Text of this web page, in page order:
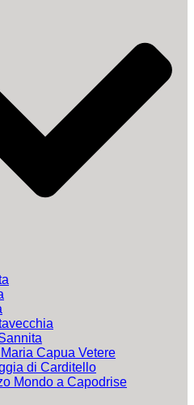
Capua Vetere
di Carditello
Mondo a Capodrise